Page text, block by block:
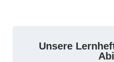
Unsere